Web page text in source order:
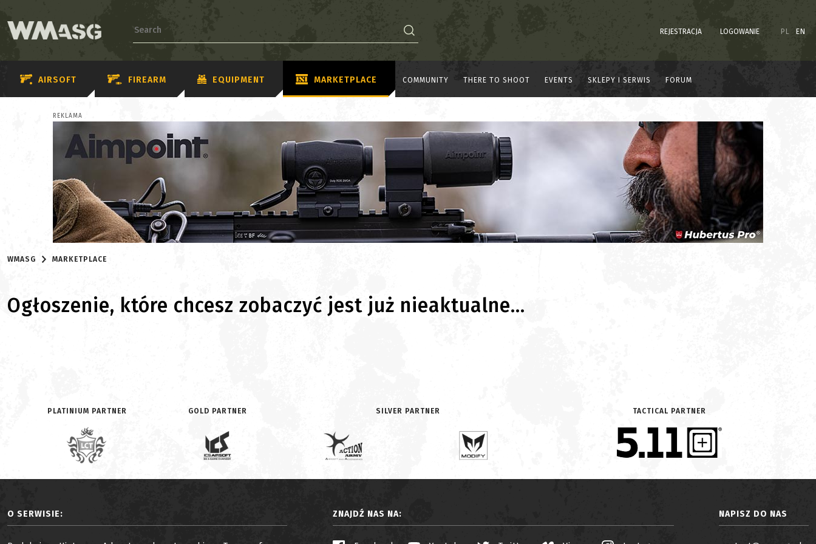
REJESTRACJA LOGOWANIE PL EN
AIRSOFT FIREARM EQUIPMENT MARKETPLACE COMMUNITY THERE TO SHOOT EVENTS SKLEPY I SERWIS FORUM
REKLAMA
WMASG MARKETPLACE
Ogłoszenie, które chcesz zobaczyć jest już nieaktualne...
PLATINIUM PARTNER GOLD PARTNER SILVER PARTNER TACTICAL PARTNER
O SERWISIE: ZNAJDŹ NAS NA: NAPISZ DO NAS